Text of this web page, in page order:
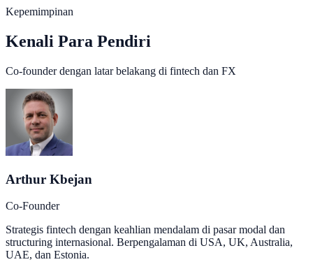
Kepemimpinan
Kenali Para Pendiri
Co-founder dengan latar belakang di fintech dan FX
Arthur Kbejan
Co-Founder
Strategis fintech dengan keahlian mendalam di pasar modal dan
structuring internasional. Berpengalaman di USA, UK, Australia,
UAE, dan Estonia.